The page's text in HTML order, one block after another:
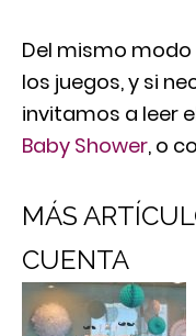
Del mismo
los juegos, y si
invitamos a leer
Baby Shower, o
MÁS
CUENTA